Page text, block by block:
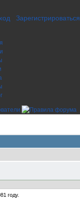
Зарегистрироваться
году.